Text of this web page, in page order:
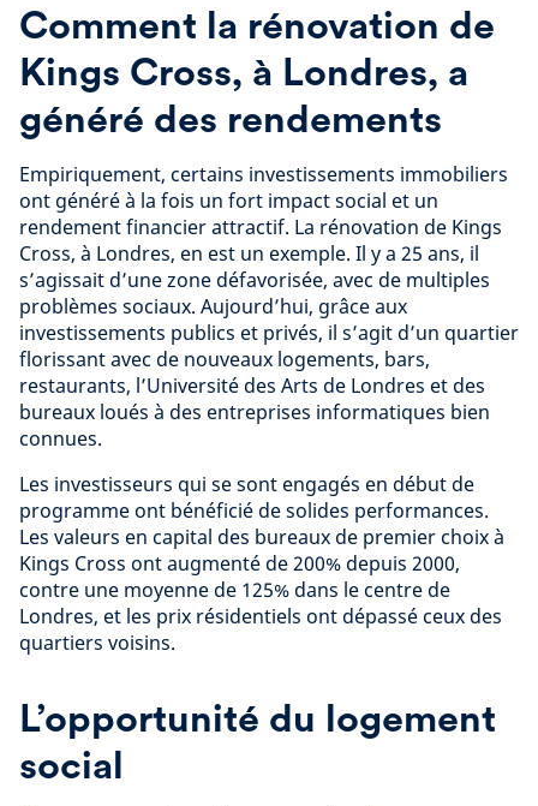
Comment la rénovation de
Kings Cross, à Londres, a
généré des rendements
Empiriquement, certains investissements immobiliers
ont généré à la fois un fort impact social et un
rendement financier attractif. La rénovation de Kings
Cross, à Londres, en est un exemple. Il y a 25 ans, il
s’agissait d’une zone défavorisée, avec de multiples
problèmes sociaux. Aujourd’hui, grâce aux
investissements publics et privés, il s’agit d’un quartier
florissant avec de nouveaux logements, bars,
restaurants, l’Université des Arts de Londres et des
bureaux loués à des entreprises informatiques bien
connues.
Les investisseurs qui se sont engagés en début de
programme ont bénéficié de solides performances.
Les valeurs en capital des bureaux de premier choix à
Kings Cross ont augmenté de 200% depuis 2000,
contre une moyenne de 125% dans le centre de
Londres, et les prix résidentiels ont dépassé ceux des
quartiers voisins.
L’opportunité du logement
social